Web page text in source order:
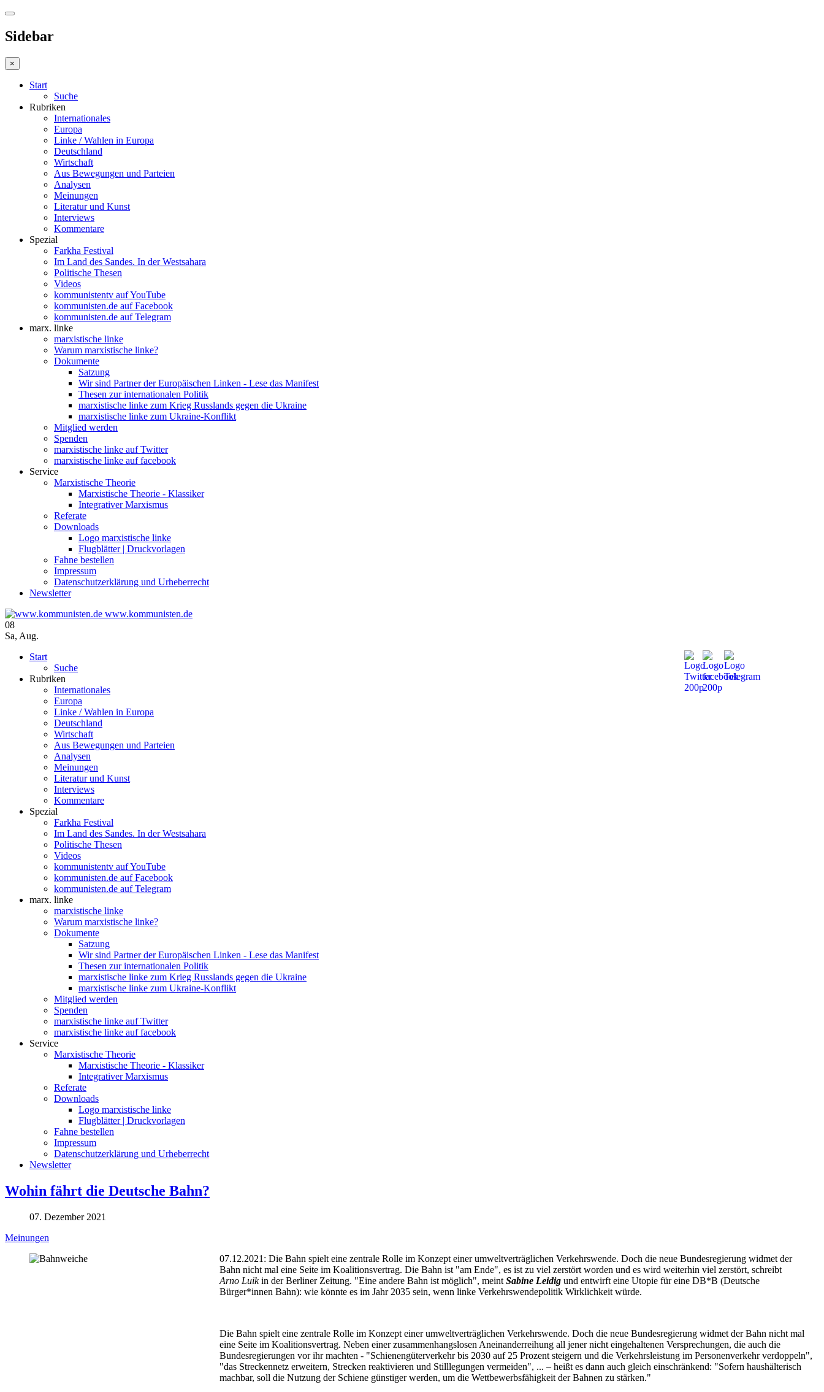
Sidebar
×
Start
Suche
Rubriken
Internationales
Europa
Linke / Wahlen in Europa
Deutschland
Wirtschaft
Aus Bewegungen und Parteien
Analysen
Meinungen
Literatur und Kunst
Interviews
Kommentare
Spezial
Farkha Festival
Im Land des Sandes. In der Westsahara
Politische Thesen
Videos
kommunistentv auf YouTube
kommunisten.de auf Facebook
kommunisten.de auf Telegram
marx. linke
marxistische linke
Warum marxistische linke?
Dokumente
Satzung
Wir sind Partner der Europäischen Linken - Lese das Manifest
Thesen zur internationalen Politik
marxistische linke zum Krieg Russlands gegen die Ukraine
marxistische linke zum Ukraine-Konflikt
Mitglied werden
Spenden
marxistische linke auf Twitter
marxistische linke auf facebook
Service
Marxistische Theorie
Marxistische Theorie - Klassiker
Integrativer Marxismus
Referate
Downloads
Logo marxistische linke
Flugblätter | Druckvorlagen
Fahne bestellen
Impressum
Datenschutzerklärung und Urheberrecht
Newsletter
www.kommunisten.de
08
Sa, Aug.
Start
Suche
Rubriken
Internationales
Europa
Linke / Wahlen in Europa
Deutschland
Wirtschaft
Aus Bewegungen und Parteien
Analysen
Meinungen
Literatur und Kunst
Interviews
Kommentare
Spezial
Farkha Festival
Im Land des Sandes. In der Westsahara
Politische Thesen
Videos
kommunistentv auf YouTube
kommunisten.de auf Facebook
kommunisten.de auf Telegram
marx. linke
marxistische linke
Warum marxistische linke?
Dokumente
Satzung
Wir sind Partner der Europäischen Linken - Lese das Manifest
Thesen zur internationalen Politik
marxistische linke zum Krieg Russlands gegen die Ukraine
marxistische linke zum Ukraine-Konflikt
Mitglied werden
Spenden
marxistische linke auf Twitter
marxistische linke auf facebook
Service
Marxistische Theorie
Marxistische Theorie - Klassiker
Integrativer Marxismus
Referate
Downloads
Logo marxistische linke
Flugblätter | Druckvorlagen
Fahne bestellen
Impressum
Datenschutzerklärung und Urheberrecht
Newsletter
Wohin fährt die Deutsche Bahn?
07. Dezember 2021
Meinungen
07.12.2021: Die Bahn spielt eine zentrale Rolle im Konzept einer umweltverträglichen Verkehrswende. Doch die neue Bundesregierung widmet der
Bahn nicht mal eine Seite im Koalitionsvertrag. Die Bahn ist "am Ende", es ist zu viel zerstört worden und es wird weiterhin viel zerstört, schreibt
Arno Luikin der Berliner Zeitung. "Eine andere Bahn ist möglich", meint Sabine Leidig und entwirft eine Utopie für eine DB*B (Deutsche
Bürger*innen Bahn): wie könnte es im Jahr 2035 sein, wenn linke Verkehrswendepolitik Wirklichkeit würde.
Die Bahn spielt eine zentrale Rolle im Konzept einer umweltverträglichen Verkehrswende. Doch die neue Bundesregierung widmet der Bahn nicht mal
eine Seite im Koalitionsvertrag. Neben einer zusammenhangslosen Aneinanderreihung all jener nicht eingehaltenen Versprechungen, die auch die
Bundesregierungen vor ihr machten - "Schienengüterverkehr bis 2030 auf 25 Prozent steigern und die Verkehrsleistung im Personenverkehr verdoppeln",
"das Streckennetz erweitern, Strecken reaktivieren und Stilllegungen vermeiden", ... – heißt es dann auch gleich einschränkend: "Sofern haushälterisch
machbar, soll die Nutzung der Schiene günstiger werden, um die Wettbewerbsfähigkeit der Bahnen zu stärken."